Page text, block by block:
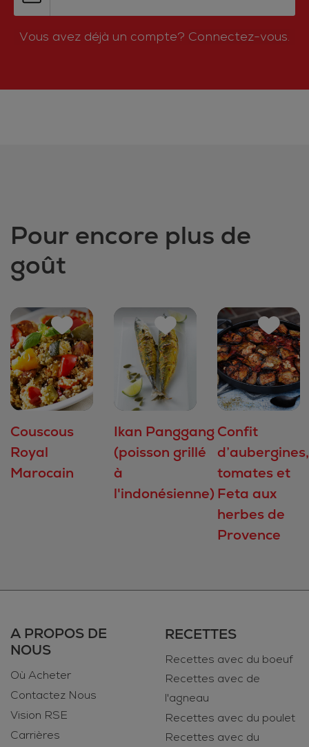
Vous avez déjà un compte? Connectez-vous.
Pour encore plus de
goût
Couscous
Royal
Marocain
Ikan Panggang
(poisson grillé
à
l'indonésienne)
Confit
d’aubergines,
tomates et
Feta aux
herbes de
Provence
A PROPOS DE
NOUS
Où Acheter
Contactez Nous
Vision RSE
Carrières
RECETTES
Recettes avec du boeuf
Recettes avec de
l'agneau
Recettes avec du poulet
Recettes avec du